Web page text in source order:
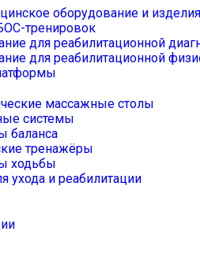
оборудование и изделия
тренировок
для реабилитационной
для реабилитационной
массажные столы
системы
баланса
тренажёры
ходьбы
ухода и реабилитации